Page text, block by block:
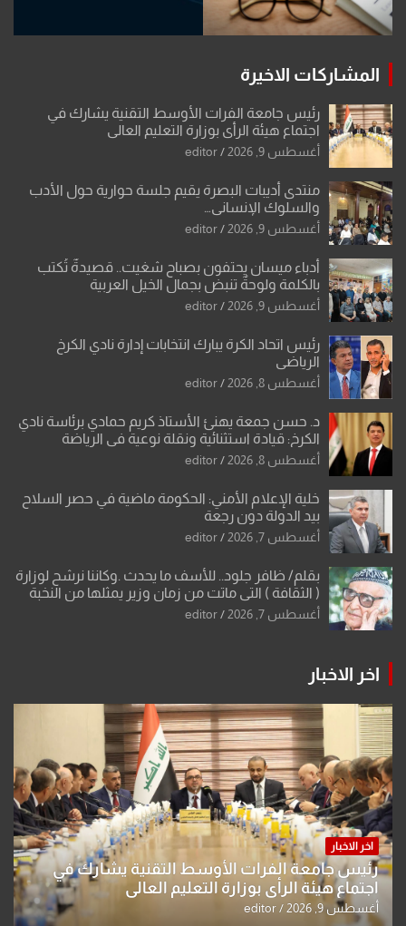
المشاركات الاخيرة
رئيس جامعة الفرات الأوسط التقنية يشارك في
اجتماع هيئة الرأي بوزارة التعليم العالي
أغسطس 9, 2026 editor
منتدى أديبات البصرة يقيم جلسة حوارية حول الأدب
والسلوك الإنساني…
أغسطس 9, 2026 editor
أدباء ميسان يحتفون بصباح شغيت.. قصيدةٌ تُكتب
بالكلمة ولوحةٌ تنبض بجمال الخيل العربية
أغسطس 9, 2026 editor
رئيس اتحاد الكرة يبارك انتخابات إدارة نادي الكرخ
الرياضي
أغسطس 8, 2026 editor
د. حسن جمعة يهنئ الأستاذ كريم حمادي برئاسة نادي
الكرخ: قيادة استثنائية ونقلة نوعية في الرياضة
العراقية
أغسطس 8, 2026 editor
خلية الإعلام الأمني: الحكومة ماضية في حصر السلاح
بيد الدولة دون رجعة
أغسطس 7, 2026 editor
بقلم/ ظافر جلود.. للأسف ما يحدث .وكاننا نرشح لوزارة
( الثقافة ) التي ماتت من زمان وزير يمثلها من النخبة
والإرث العظيم للثقافة العراقية..
أغسطس 7, 2026 editor
اخر الاخبار
اخر الاخبار
رئيس جامعة الفرات الأوسط التقنية يشارك في
اجتماع هيئة الرأي بوزارة التعليم العالي
أغسطس 9, 2026 editor